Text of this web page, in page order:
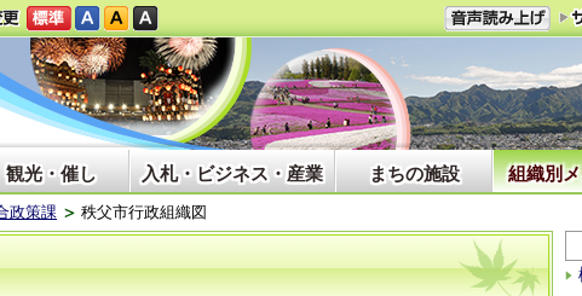
観光・催し 入札・ビジネス・産業 まちの施設 組織別
政策課 秩父市行政組織図